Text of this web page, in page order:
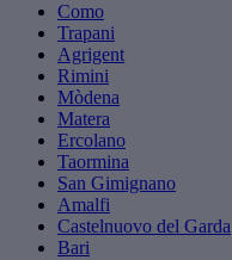
Como
Trapani
Agrigent
Rimini
Mòdena
Matera
Ercolano
Taormina
San Gimignano
Amalfi
Castelnuovo del Garda
Bari